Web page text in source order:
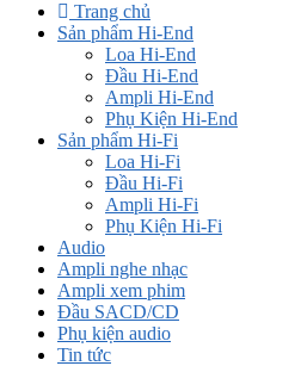
Trang chủ
Sản phẩm Hi-End
Loa Hi-End
Đầu Hi-End
Ampli Hi-End
Phụ Kiện Hi-End
Sản phẩm Hi-Fi
Loa Hi-Fi
Đầu Hi-Fi
Ampli Hi-Fi
Phụ Kiện Hi-Fi
Audio
Ampli nghe nhạc
Ampli xem phim
Đầu SACD/CD
Phụ kiện audio
Tin tức